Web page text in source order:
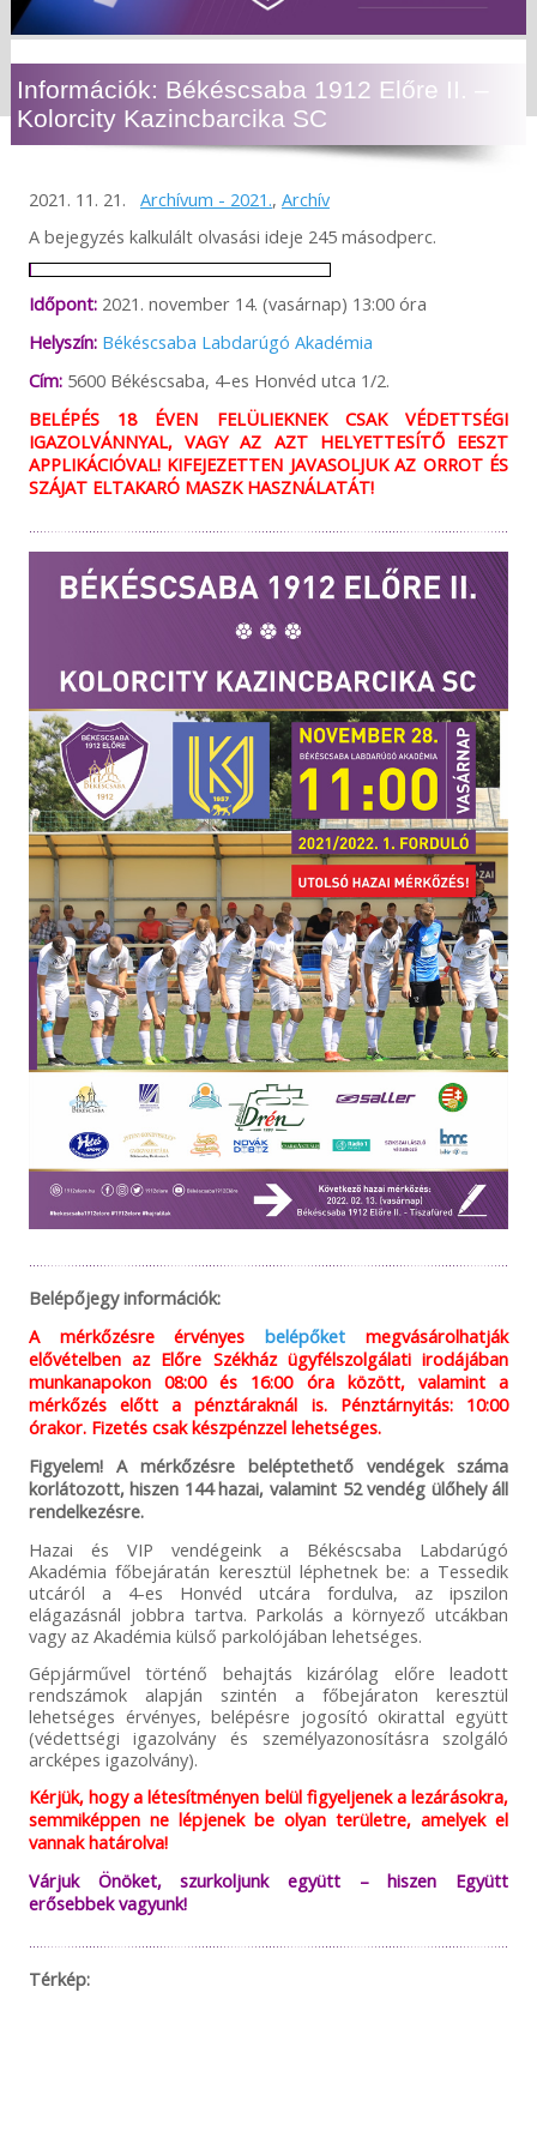
Információk: Békéscsaba 1912 Előre II. –
Kolorcity Kazincbarcika SC
2021. 11. 21. Archívum - 2021., Archív
A bejegyzés kalkulált olvasási ideje 245 másodperc.
Időpont:2021. november 14. (vasárnap) 13:00 óra
Helyszín: Békéscsaba Labdarúgó Akadémia
Cím:5600 Békéscsaba, 4-es Honvéd utca 1/2.
BELÉPÉS 18 ÉVEN FELÜLIEKNEK CSAK VÉDETTSÉGI
IGAZOLVÁNNYAL, VAGY AZ AZT HELYETTESÍTŐ EESZT
APPLIKÁCIÓVAL! KIFEJEZETTEN JAVASOLJUK AZ ORROT ÉS
SZÁJAT ELTAKARÓ MASZK HASZNÁLATÁT!
Belépőjegy információk:
A mérkőzésre érvényesbelépőket megvásárolhatják
elővételben az Előre Székház ügyfélszolgálati irodájában
munkanapokon 08:00 és 16:00 óra között, valamint a
mérkőzés előtt a pénztáraknál is. Pénztárnyitás: 10:00
órakor. Fizetés csak készpénzzel lehetséges.
Figyelem! A mérkőzésre beléptethető vendégek száma
korlátozott, hiszen 144 hazai, valamint 52 vendég ülőhely áll
rendelkezésre.
Hazai és VIP vendégeink a Békéscsaba Labdarúgó
Akadémia főbejáratán keresztül léphetnek be: a Tessedik
utcáról a 4-es Honvéd utcára fordulva, az ipszilon
elágazásnál jobbra tartva. Parkolás a környező utcákban
vagy az Akadémia külső parkolójában lehetséges.
Gépjárművel történő behajtás kizárólag előre leadott
rendszámok alapján szintén a főbejáraton keresztül
lehetséges érvényes, belépésre jogosító okirattal együtt
(védettségi igazolvány és személyazonosításra szolgáló
arcképes igazolvány).
Kérjük, hogy a létesítményen belül figyeljenek a lezárásokra,
semmiképpen ne lépjenek be olyan területre, amelyek el
vannak határolva!
Várjuk Önöket, szurkoljunk együtt – hiszen Együtt
erősebbek vagyunk!
Térkép: